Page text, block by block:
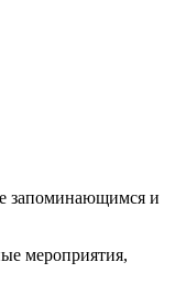
запоминающимся и
мероприятия,